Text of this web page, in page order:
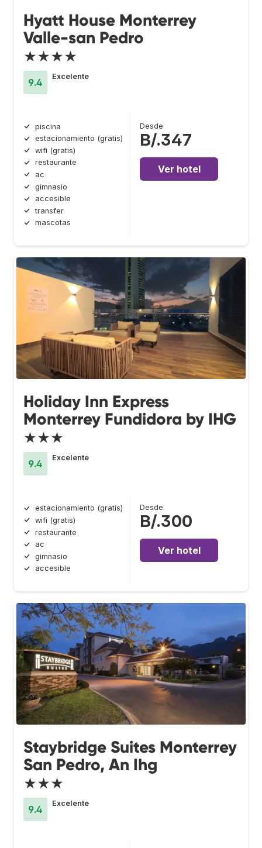
Hyatt House Monterrey
Valle-san Pedro
★★★★
9.4
Excelente
piscina
estacionamiento (gratis)
wifi (gratis)
restaurante
ac
gimnasio
accesible
transfer
mascotas
Desde
B/.347
Ver hotel
Holiday Inn Express
Monterrey Fundidora by IHG
★★★
9.4
Excelente
estacionamiento (gratis)
wifi (gratis)
restaurante
ac
gimnasio
accesible
Desde
B/.300
Ver hotel
Staybridge Suites Monterrey
San Pedro, An Ihg
★★★
9.4
Excelente